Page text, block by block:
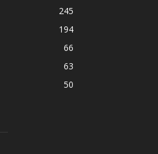
245
194
66
63
50